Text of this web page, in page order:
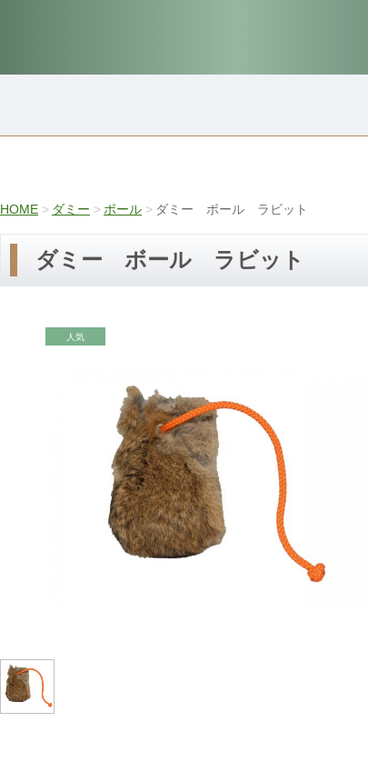
HOME ダミー ボール ダミー ボール ラビット
ダミー ボール ラビット